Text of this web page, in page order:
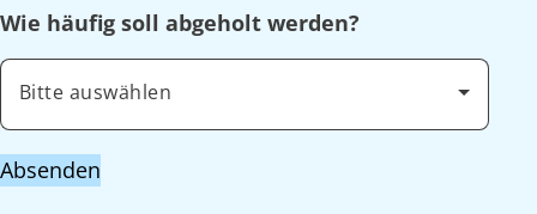
Wie häufig soll abgeholt werden?
Bitte auswählen
Absenden